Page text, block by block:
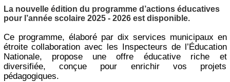
La nouvelle édition du programme d’actions éducatives
pour l’année scolaire 2025 - 2026 est disponible.
Ce programme, élaboré par dix services municipaux en
étroite collaboration avec les Inspecteurs de l’Éducation
Nationale, propose une offre éducative riche et
diversifiée, conçue pour enrichir vos projets
pédagogiques.